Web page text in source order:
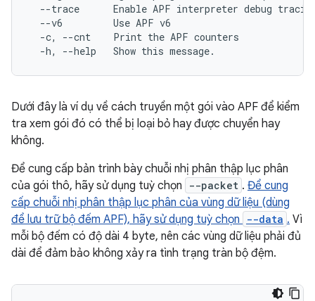
--trace
Enable APF interpreter debug
--v6
Use APF
-c,
--cnt Print the APF
-h,
--help Show this message.
Dưới đây là ví dụ về cách truyền một gói vào APF để kiểm
tra xem gói đó có thể bị loại bỏ hay được chuyển hay
không.
Để cung cấp bản trình bày chuỗi nhị phân thập lục phân
của gói thô, hãy sử dụng tuỳ chọn
--packet . Để cung
cấp chuỗi nhị phân thập lục phân của vùng dữ liệu (dùng
để lưu trữ bộ đếm APF), hãy sử dụng tuỳ chọn
--data . Vì
mỗi bộ đếm có độ dài 4 byte, nên các vùng dữ liệu phải đủ
dài để đảm bảo không xảy ra tình trạng tràn bộ đệm.